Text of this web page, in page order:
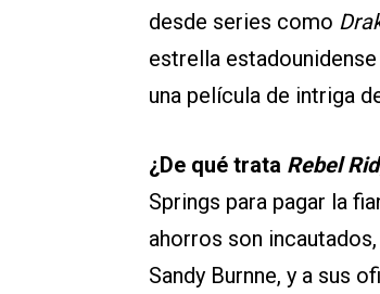
desde series como
estrella estadounidense
una película de intriga
¿De qué trata Rebel
Springs para pagar la
ahorros son
Sandy Burnne, y a sus